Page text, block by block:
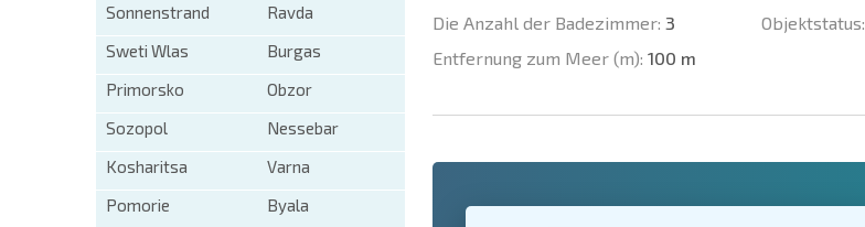
Sonnenstrand
Ravda
Sweti Wlas
Burgas
Primorsko
Obzor
Sozopol
Nessebar
Kosharitsa
Varna
Pomorie
Byala
Die Anzahl der Badezimmer: 3
Entfernung zum Meer (m): 100 m
Objektstatus:
United
+1